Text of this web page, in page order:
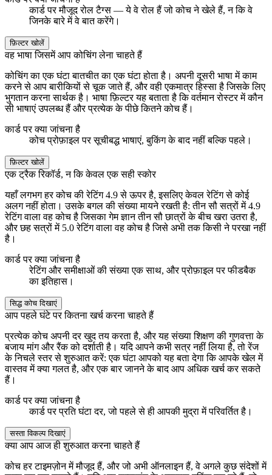
कार्ड पर मौजूद रोल टैग्स — ये वे रोल हैं जो कोच ने खेले हैं, न कि वे
जिनके बारे में वे बात करेंगे।
फ़िल्टर खोलें
वह भाषा जिसमें आप कोचिंग लेना चाहते हैं
कोचिंग का एक घंटा बातचीत का एक घंटा होता है। अपनी दूसरी भाषा में काम
करने से आप बारीकियों से चूक जाते हैं, और वही एकमात्र हिस्सा है जिसके लिए
भुगतान करना सार्थक है। भाषा फ़िल्टर यह बताता है कि वर्तमान रोस्टर में कौन
सी भाषाएं उपलब्ध हैं और प्रत्येक के पीछे कितने कोच हैं।
कार्ड पर क्या जांचना है
कोच प्रोफ़ाइल पर सूचीबद्ध भाषाएं, बुकिंग के बाद नहीं बल्कि पहले।
फ़िल्टर खोलें
एक ट्रैक रिकॉर्ड, न कि केवल एक सही स्कोर
यहाँ लगभग हर कोच की रेटिंग 4.9 से ऊपर है, इसलिए केवल रेटिंग से कोई
अलग नहीं होता। उसके बगल की संख्या मायने रखती है: तीन सौ सत्रों में 4.9
रेटिंग वाला वह कोच है जिसका गेम ज्ञान तीन सौ छात्रों के बीच खरा उतरा है,
और छह सत्रों में 5.0 रेटिंग वाला वह कोच है जिसे अभी तक किसी ने परखा नहीं
है।
कार्ड पर क्या जांचना है
रेटिंग और समीक्षाओं की संख्या एक साथ, और प्रोफ़ाइल पर फीडबैक
का इतिहास।
सिद्ध कोच दिखाएं
आप पहले घंटे पर कितना खर्च करना चाहते हैं
प्रत्येक कोच अपनी दर खुद तय करता है, और यह संख्या शिक्षण की गुणवत्ता के
बजाय मांग और रैंक को दर्शाती है। यदि आपने कभी सत्र नहीं लिया है, तो रेंज
के निचले स्तर से शुरुआत करें: एक घंटा आपको यह बता देगा कि आपके खेल में
वास्तव में क्या गलत है, और एक बार जानने के बाद आप अधिक खर्च कर सकते
हैं।
कार्ड पर क्या जांचना है
कार्ड पर प्रति घंटा दर, जो पहले से ही आपकी मुद्रा में परिवर्तित है।
सस्ता विकल्प दिखाएं
क्या आप आज ही शुरुआत करना चाहते हैं
कोच हर टाइमज़ोन में मौजूद हैं, और जो अभी ऑनलाइन हैं, वे अगले कुछ संदेशों में